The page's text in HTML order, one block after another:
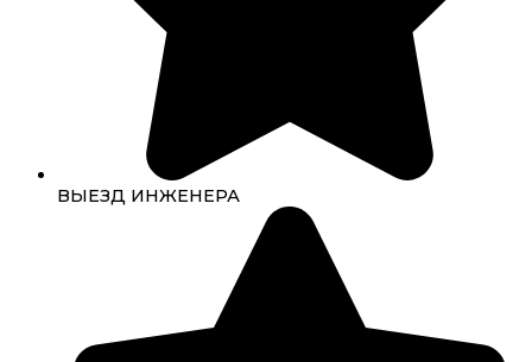
ВЫЕЗД ИНЖЕНЕРА